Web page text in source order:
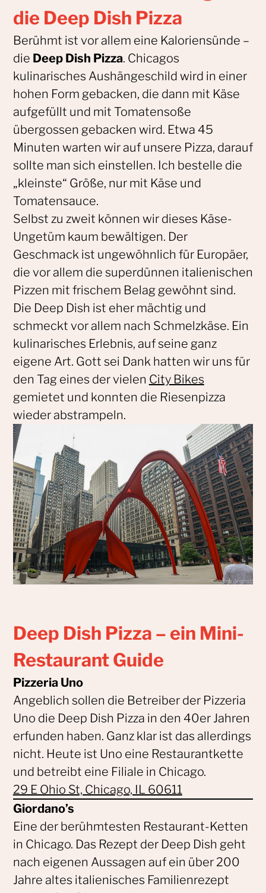
die Deep Dish Pizza
Berühmt ist vor allem eine Kaloriensünde –
die Deep Dish Pizza. Chicagos
kulinarisches Aushängeschild wird in einer
hohen Form gebacken, die dann mit Käse
aufgefüllt und mit Tomatensoße
übergossen gebacken wird. Etwa 45
Minuten warten wir auf unsere Pizza, darauf
sollte man sich einstellen. Ich bestelle die
„kleinste“ Größe, nur mit Käse und
Tomatensauce.
Selbst zu zweit können wir dieses Käse-
Ungetüm kaum bewältigen. Der
Geschmack ist ungewöhnlich für Europäer,
die vor allem die superdünnen italienischen
Pizzen mit frischem Belag gewöhnt sind.
Die Deep Dish ist eher mächtig und
schmeckt vor allem nach Schmelzkäse. Ein
kulinarisches Erlebnis, auf seine ganz
eigene Art. Gott sei Dank hatten wir uns für
den Tag eines der vielen City Bikes
gemietet und konnten die Riesenpizza
wieder abstrampeln.
Deep Dish Pizza – ein Mini-
Restaurant Guide
Pizzeria Uno
Angeblich sollen die Betreiber der Pizzeria
Uno die Deep Dish Pizza in den 40er Jahren
erfunden haben. Ganz klar ist das allerdings
nicht. Heute ist Uno eine Restaurantkette
und betreibt eine Filiale in Chicago.
29 E Ohio St, Chicago, IL 60611
Giordano’s
Eine der berühmtesten Restaurant-Ketten
in Chicago. Das Rezept der Deep Dish geht
nach eigenen Aussagen auf ein über 200
Jahre altes italienisches Familienrezept